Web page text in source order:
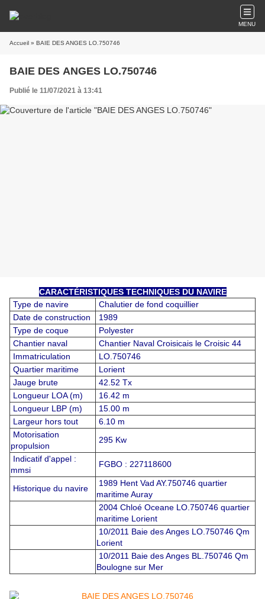
MENU
Accueil » BAIE DES ANGES LO.750746
BAIE DES ANGES LO.750746
Publié le 11/07/2021 à 13:41
CARACTÉRISTIQUES TECHNIQUES DU NAVIRE
Type de navire
Chalutier de fond coquillier
Date de construction
1989
Type de coque
Polyester
Chantier naval
Chantier Naval Croisicais le Croisic 44
Immatriculation
LO.750746
Quartier maritime
Lorient
Jauge brute
42.52 Tx
Longueur LOA (m)
16.42 m
Longueur LBP (m)
15.00 m
Largeur hors tout
6.10 m
Motorisation
propulsion
295 Kw
Indicatif d'appel :
mmsi
FGBO : 227118600
Historique du navire
1989 Hent Vad AY.750746 quartier
maritime Auray
2004 Chloé Oceane LO.750746 quartier
maritime Lorient
10/2011 Baie des Anges LO.750746 Qm
Lorient
10/2011 Baie des Anges BL.750746 Qm
Boulogne sur Mer